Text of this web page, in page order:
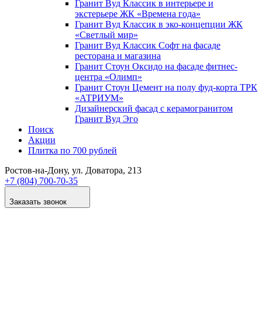
Гранит Вуд Классик в интерьере и
экстерьере ЖК «Времена года»
Гранит Вуд Классик в эко-концепции ЖК
«Светлый мир»
Гранит Вуд Классик Софт на фасаде
ресторана и магазина
Гранит Стоун Оксидо на фасаде фитнес-
центра «Олимп»
Гранит Стоун Цемент на полу фуд-корта ТРК
«АТРИУМ»
Дизайнер­ский фасад с керамогранитом
Гранит Вуд Эго
Поиск
Акции
Плитка по 700 рублей
Ростов-на-Дону, ул. Доватора, 213
+7 (804) 700-70-35
Заказать звонок